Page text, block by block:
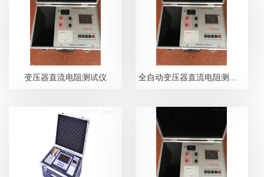
变压器直流电阻测试仪